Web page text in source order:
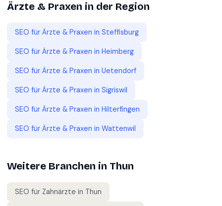
Ärzte & Praxen in der Region
SEO für Ärzte & Praxen in Steffisburg
SEO für Ärzte & Praxen in Heimberg
SEO für Ärzte & Praxen in Uetendorf
SEO für Ärzte & Praxen in Sigriswil
SEO für Ärzte & Praxen in Hilterfingen
SEO für Ärzte & Praxen in Wattenwil
Weitere Branchen in Thun
SEO für Zahnärzte in Thun